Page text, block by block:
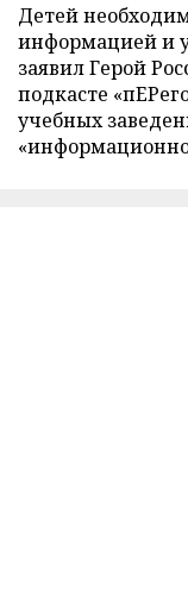
Детей
информацией и
заявил Герой
подкасте
учебных